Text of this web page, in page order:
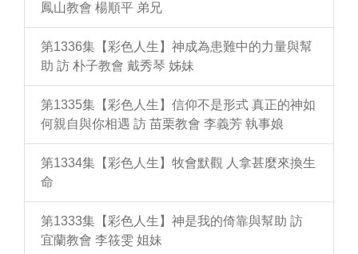
鳳山教會 楊順平 弟兄
第1336集【彩色人生】神成為患難中的力量與幫
助 訪 朴子教會 戴秀琴 姊妹
第1335集【彩色人生】信仰不是形式 真正的神如
何親自與你相遇 訪 苗栗教會 李義芳 執事娘
第1334集【彩色人生】牧會默觀 人拿甚麼來換生
命
第1333集【彩色人生】神是我的倚靠與幫助 訪
宜蘭教會 李筱雯 姐妹